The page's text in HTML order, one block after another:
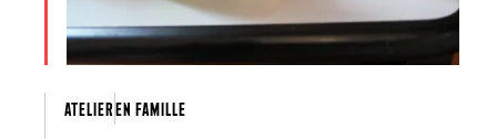
ATELIEREN FAMILLE